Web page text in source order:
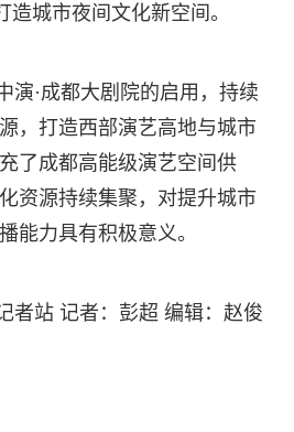
城市夜间文化新空间。
演·成都大剧院的启用，持续
，打造西部演艺高地与城市
了成都高能级演艺空间供
资源持续集聚，对提升城市
能力具有积极意义。
者站 记者：彭超 编辑：赵俊